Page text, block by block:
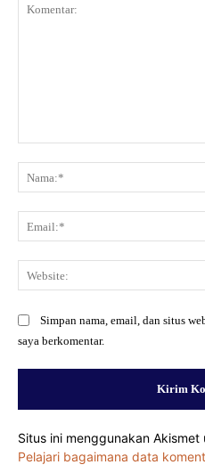
Simpan nama, email, dan situs
saya berkomentar.
Situs ini menggunakan
Pelajari bagaimana data